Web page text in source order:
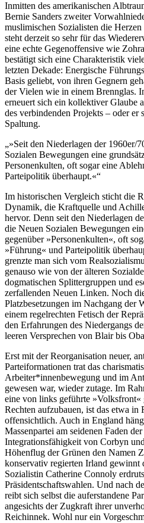
Inmitten des amerikanischen
Bernie Sanders zweiter
muslimischen Sozialisten die
steht derzeit so sehr für das
eine echte Gegenoffensive wie
bestätigt sich eine Charakteristik
letzten Dekade: Energische
Basis geliebt, von ihren Gegnern
der Vielen wie in einem Brennglas.
erneuert sich ein kollektiver Glaube
des verbindenden Projekts – oder er
Spaltung.
»Seit den Niederlagen der 1960er/
Sozialen Bewegungen eine
Personenkulten, oft sogar eine
Parteipolitik überhaupt.«
Im historischen Vergleich sticht die
Dynamik, die Kraftquelle und
hervor. Denn seit den Niederlagen
die Neuen Sozialen Bewegungen
gegenüber »Personenkulten«, oft
»Führung« und Parteipolitik
grenzte man sich vom
genauso wie von der älteren
dogmatischen Splittergruppen und
zerfallenden Neuen Linken. Noch
Platzbesetzungen im Nachgang der
einem regelrechten Fetisch der
den Erfahrungen des Niedergangs
leeren Versprechen von Blair bis
Erst mit der Reorganisation neuer,
Parteiformationen trat das
Arbeiter*innenbewegung und im
gewesen war, wieder zutage. Im
eine von links geführte »Volksfront«
Rechten aufzubauen, ist das etwa
offensichtlich. Auch in England
Massenpartei am seidenen Faden
Integrationsfähigkeit von Corbyn
Höhenflug der Grünen den Namen
konservativ regierten Irland gewinnt
Sozialistin Catherine Connoly
Präsidentschaftswahlen. Und nach
reibt sich selbst die auferstandene
angesichts der Zugkraft ihrer
Reichinnek. Wohl nur ein